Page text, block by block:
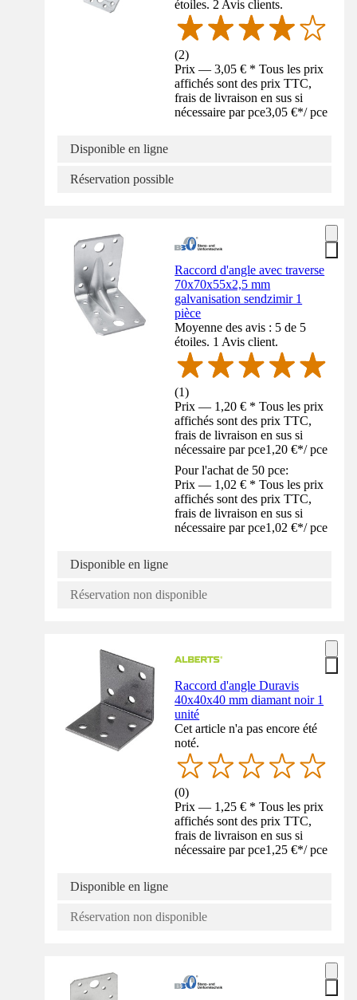
étoiles. 2 Avis clients.
(2)
Prix — 3,05 € * Tous les prix
affichés sont des prix TTC,
frais de livraison en sus si
nécessaire par pce3,05 €*/ pce
Disponible en ligne
Réservation possible
Raccord d'angle avec traverse
70x70x55x2,5 mm
galvanisation sendzimir 1
pièce
Moyenne des avis : 5 de 5
étoiles. 1 Avis client.
(1)
Prix — 1,20 € * Tous les prix
affichés sont des prix TTC,
frais de livraison en sus si
nécessaire par pce1,20 €*/ pce
Pour l'achat de 50 pce:
Prix — 1,02 € * Tous les prix
affichés sont des prix TTC,
frais de livraison en sus si
nécessaire par pce1,02 €*/ pce
Disponible en ligne
Réservation non disponible
Raccord d'angle Duravis
40x40x40 mm diamant noir 1
unité
Cet article n'a pas encore été
noté.
(0)
Prix — 1,25 € * Tous les prix
affichés sont des prix TTC,
frais de livraison en sus si
nécessaire par pce1,25 €*/ pce
Disponible en ligne
Réservation non disponible